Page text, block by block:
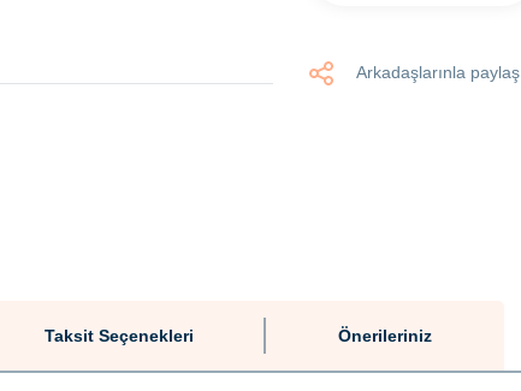
Arkadaşlarınla paylaş
Taksit Seçenekleri Önerileriniz